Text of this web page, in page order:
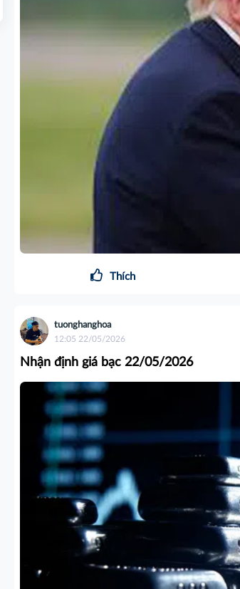
Thích
tuonghanghoa
12:05 22/05/2026
Nhận định giá bạc 22/05/2026